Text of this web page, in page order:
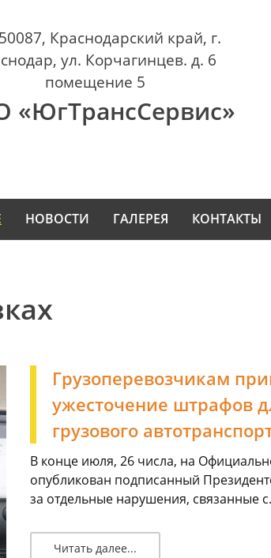
Краснодарский край, г.
ул. Корчагинцев. д. 6
помещение 5
«ЮгТрансСервис»
НОВОСТИ ГАЛЕРЕЯ КОНТАКТЫ
Грузоперевозчикам
ужесточение штрафов
грузового
В конце июля, 26 числа, на
опубликован подписанный
за отдельные нарушения, связанные
Читать далее...